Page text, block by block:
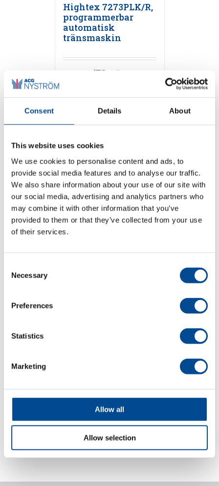
Consent Details About
This website uses cookies
We use cookies to personalise content and ads, to
provide social media features and to analyse our traffic.
We also share information about your use of our site with
our social media, advertising and analytics partners who
may combine it with other information that you’ve
provided to them or that they’ve collected from your use
of their services.
Selection
Necessary
Preferences
Statistics
Marketing
Allow all
Allow selection
Hightex 7273PLK/R,
programmerbar
automatisk
tränsmaskin
Detaljer
Hightex 733PLC/R,
programmerbar
automatisk
tränsmaskin
Detaljer
Programmerbar
tränsmaskin
Detaljer